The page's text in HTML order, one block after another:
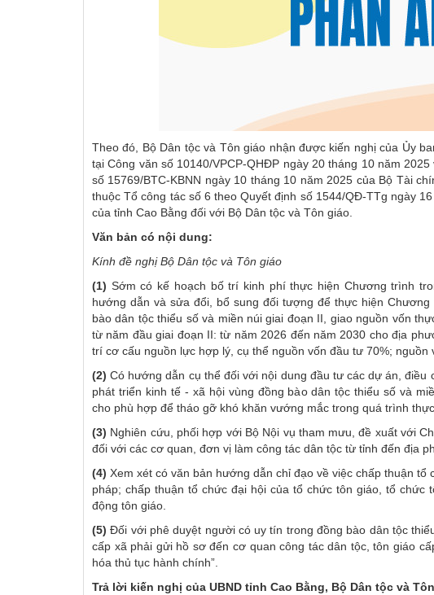
Theo đó, Bộ Dân tộc và Tôn giáo nhận được kiến nghị của Ủy
tại Công văn số 10140/VPCP-QHĐP ngày 20 tháng 10 năm
số 15769/BTC-KBNN ngày 10 tháng 10 năm 2025 của Bộ Tài
thuộc Tổ công tác số 6 theo Quyết định số 1544/QĐ-TTg ngày
của tỉnh Cao Bằng đối với Bộ Dân tộc và Tôn giáo.
Văn bản có nội dung:
Kính đề nghị Bộ Dân tộc và Tôn giáo
(1) Sớm có kế hoạch bố trí kinh phí thực hiện Chương trình
hướng dẫn và sửa đổi, bổ sung đối tượng để thực hiện
bào dân tộc thiểu số và miền núi giai đoạn II, giao nguồn vốn
từ năm đầu giai đoạn II: từ năm 2026 đến năm 2030 cho địa
trí cơ cấu nguồn lực hợp lý, cụ thể nguồn vốn đầu tư 70%; nguồn
(2) Có hướng dẫn cụ thể đối với nội dung đầu tư các dự án,
phát triển kinh tế - xã hội vùng đồng bào dân tộc thiểu số và
cho phù hợp để tháo gỡ khó khăn vướng mắc trong quá trình
(3) Nghiên cứu, phối hợp với Bộ Nội vụ tham mưu, đề xuất với
đối với các cơ quan, đơn vị làm công tác dân tộc từ tỉnh đến địa
(4) Xem xét có văn bản hướng dẫn chỉ đạo về việc chấp thuận
pháp; chấp thuận tổ chức đại hội của tổ chức tôn giáo, tổ
động tôn giáo.
(5) Đối với phê duyệt người có uy tín trong đồng bào dân tộc
cấp xã phải gửi hồ sơ đến cơ quan công tác dân tộc, tôn giáo
hóa thủ tục hành chính”.
Trả lời kiến nghị của UBND tỉnh Cao Bằng, Bộ Dân tộc và